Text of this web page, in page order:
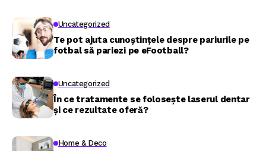
Uncategorized
Te pot ajuta cunoștințele despre pariurile pe
fotbal să pariezi pe eFootball?
Uncategorized
În ce tratamente se folosește laserul dentar
și ce rezultate oferă?
Home & Deco